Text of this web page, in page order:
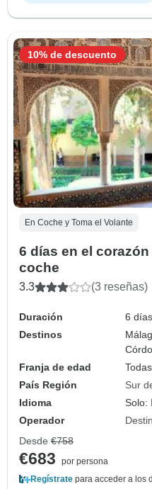
En Coche y Toma el Volante
6 días en el
coche
3.3 (3 reseñas)
Duración
6 días
Destinos
Franja de edad
País Región
Sur
Idioma
Solo:
Operador
10% de descuento
Desde €758
€683
por persona
Regístrate para acceder a los